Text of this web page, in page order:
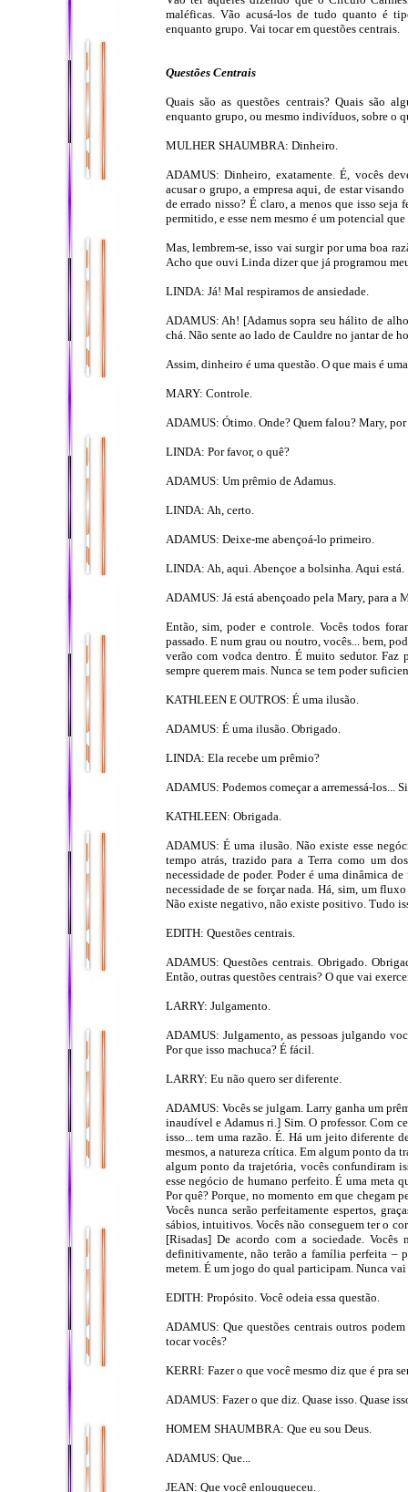
maléficas. Vão acusá-los de tudo quanto é
enquanto grupo. Vai tocar em questões centrais.
Questões Centrais
Quais são as questões centrais? Quais são
enquanto grupo, ou mesmo indivíduos, sobre o
MULHER SHAUMBRA: Dinheiro.
ADAMUS: Dinheiro, exatamente. É, vocês
acusar o grupo, a empresa aqui, de estar
de errado nisso? É claro, a menos que isso
permitido, e esse nem mesmo é um potencial
Mas, lembrem-se, isso vai surgir por uma boa
Acho que ouvi Linda dizer que já programou
LINDA: Já! Mal respiramos de ansiedade.
ADAMUS: Ah! [Adamus sopra seu hálito de
chá. Não sente ao lado de Cauldre no jantar de
Assim, dinheiro é uma questão. O que mais é
MARY: Controle.
ADAMUS: Ótimo. Onde? Quem falou? Mary,
LINDA: Por favor, o quê?
ADAMUS: Um prêmio de Adamus.
LINDA: Ah, certo.
ADAMUS: Deixe-me abençoá-lo primeiro.
LINDA: Ah, aqui. Abençoe a bolsinha. Aqui está.
ADAMUS: Já está abençoado pela Mary, para a
Então, sim, poder e controle. Vocês todos
passado. E num grau ou noutro, vocês... bem,
verão com vodca dentro. É muito sedutor. Faz
sempre querem mais. Nunca se tem poder
KATHLEEN E OUTROS: É uma ilusão.
ADAMUS: É uma ilusão. Obrigado.
LINDA: Ela recebe um prêmio?
ADAMUS: Podemos começar a arremessá-los...
KATHLEEN: Obrigada.
ADAMUS: É uma ilusão. Não existe esse
tempo atrás, trazido para a Terra como um
necessidade de poder. Poder é uma dinâmica
necessidade de se forçar nada. Há, sim, um
Não existe negativo, não existe positivo. Tudo
EDITH: Questões centrais.
ADAMUS: Questões centrais. Obrigado.
Então, outras questões centrais? O que vai
LARRY: Julgamento.
ADAMUS: Julgamento, as pessoas julgando
Por que isso machuca? É fácil.
LARRY: Eu não quero ser diferente.
ADAMUS: Vocês se julgam. Larry ganha um
inaudível e Adamus ri.] Sim. O professor. Com
isso... tem uma razão. É. Há um jeito diferente
mesmos, a natureza crítica. Em algum ponto da
algum ponto da trajetória, vocês confundiram
esse negócio de humano perfeito. É uma meta
Por quê? Porque, no momento em que chegam
Vocês nunca serão perfeitamente espertos,
sábios, intuitivos. Vocês não conseguem ter o
[Risadas] De acordo com a sociedade.
definitivamente, não terão a família perfeita –
metem. É um jogo do qual participam. Nunca
EDITH: Propósito. Você odeia essa questão.
ADAMUS: Que questões centrais outros
tocar vocês?
KERRI: Fazer o que você mesmo diz que é pra
ADAMUS: Fazer o que diz. Quase isso. Quase
HOMEM SHAUMBRA: Que eu sou Deus.
ADAMUS: Que...
JEAN: Que você enlouqueceu.